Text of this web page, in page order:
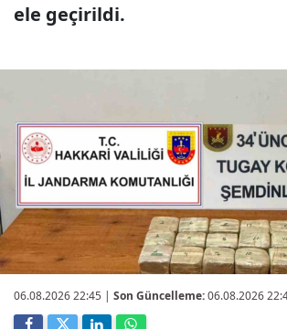
ele geçirildi.
06.08.2026 22:45 | Son Güncelleme:06.08.2026